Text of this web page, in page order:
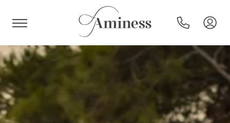
HR
Hotels und Resorts
Campingplätze